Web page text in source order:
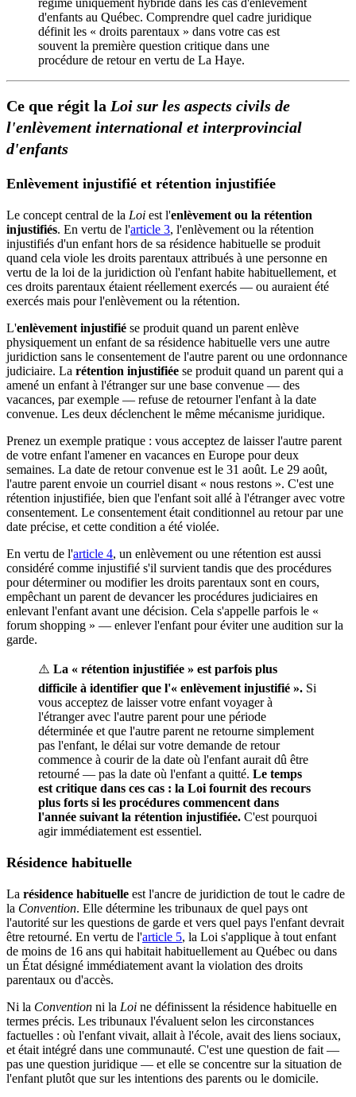
régime uniquement hybride dans les cas d'enlèvement
d'enfants au Québec. Comprendre quel cadre juridique
définit les « droits parentaux » dans votre cas est
souvent la première question critique dans une
procédure de retour en vertu de La Haye.
Ce que régit la Loi sur les aspects civils de
l'enlèvement international et interprovincial
d'enfants
Enlèvement injustifié et rétention injustifiée
Le concept central de la Loi est l'enlèvement ou la rétention
injustifiés. En vertu de l'article 3, l'enlèvement ou la rétention
injustifiés d'un enfant hors de sa résidence habituelle se produit
quand cela viole les droits parentaux attribués à une personne en
vertu de la loi de la juridiction où l'enfant habite habituellement, et
ces droits parentaux étaient réellement exercés — ou auraient été
exercés mais pour l'enlèvement ou la rétention.
L'enlèvement injustifié se produit quand un parent enlève
physiquement un enfant de sa résidence habituelle vers une autre
juridiction sans le consentement de l'autre parent ou une ordonnance
judiciaire. La rétention injustifiée se produit quand un parent qui a
amené un enfant à l'étranger sur une base convenue — des
vacances, par exemple — refuse de retourner l'enfant à la date
convenue. Les deux déclenchent le même mécanisme juridique.
Prenez un exemple pratique : vous acceptez de laisser l'autre parent
de votre enfant l'amener en vacances en Europe pour deux
semaines. La date de retour convenue est le 31 août. Le 29 août,
l'autre parent envoie un courriel disant « nous restons ». C'est une
rétention injustifiée, bien que l'enfant soit allé à l'étranger avec votre
consentement. Le consentement était conditionnel au retour par une
date précise, et cette condition a été violée.
En vertu de l'article 4, un enlèvement ou une rétention est aussi
considéré comme injustifié s'il survient tandis que des procédures
pour déterminer ou modifier les droits parentaux sont en cours,
empêchant un parent de devancer les procédures judiciaires en
enlevant l'enfant avant une décision. Cela s'appelle parfois le «
forum shopping » — enlever l'enfant pour éviter une audition sur la
garde.
⚠️ La « rétention injustifiée » est parfois plus
difficile à identifier que l'« enlèvement injustifié ». Si
vous acceptez de laisser votre enfant voyager à
l'étranger avec l'autre parent pour une période
déterminée et que l'autre parent ne retourne simplement
pas l'enfant, le délai sur votre demande de retour
commence à courir de la date où l'enfant aurait dû être
retourné — pas la date où l'enfant a quitté. Le temps
est critique dans ces cas : la Loi fournit des recours
plus forts si les procédures commencent dans
l'année suivant la rétention injustifiée. C'est pourquoi
agir immédiatement est essentiel.
Résidence habituelle
La résidence habituelle est l'ancre de juridiction de tout le cadre de
la Convention. Elle détermine les tribunaux de quel pays ont
l'autorité sur les questions de garde et vers quel pays l'enfant devrait
être retourné. En vertu de l'article 5, la Loi s'applique à tout enfant
de moins de 16 ans qui habitait habituellement au Québec ou dans
un État désigné immédiatement avant la violation des droits
parentaux ou d'accès.
Ni la Convention ni la Loi ne définissent la résidence habituelle en
termes précis. Les tribunaux l'évaluent selon les circonstances
factuelles : où l'enfant vivait, allait à l'école, avait des liens sociaux,
et était intégré dans une communauté. C'est une question de fait —
pas une question juridique — et elle se concentre sur la situation de
l'enfant plutôt que sur les intentions des parents ou le domicile.